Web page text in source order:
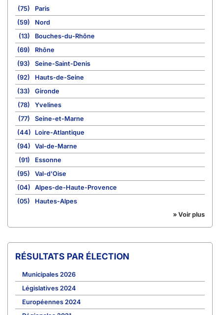
(75)
Paris
(59)
Nord
(13)
Bouches-du-Rhône
(69)
Rhône
(93)
Seine-Saint-Denis
(92)
Hauts-de-Seine
(33)
Gironde
(78)
Yvelines
(77)
Seine-et-Marne
(44)
Loire-Atlantique
(94)
Val-de-Marne
(91)
Essonne
(95)
Val-d'Oise
(04)
Alpes-de-Haute-Provence
(05)
Hautes-Alpes
» Voir plus
RÉSULTATS PAR ÉLECTION
Municipales 2026
Législatives 2024
Européennes 2024